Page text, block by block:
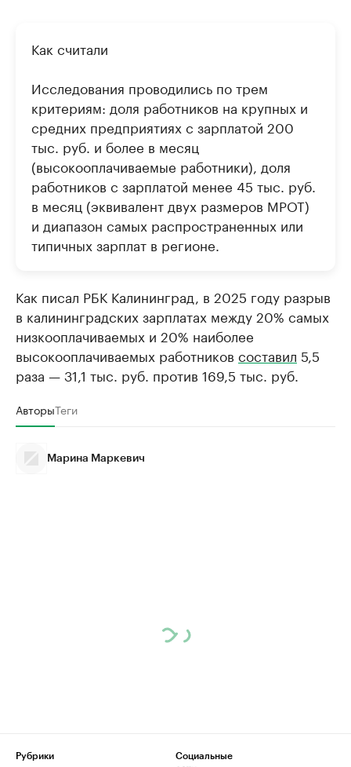
Как считали
Исследования проводились по трем
критериям: доля работников на крупных и
средних предприятиях с зарплатой 200
тыс. руб. и более в месяц
(высокооплачиваемые работники), доля
работников с зарплатой менее 45 тыс. руб.
в месяц (эквивалент двух размеров МРОТ)
и диапазон самых распространенных или
типичных зарплат в регионе.
Как писал РБК Калининград, в 2025 году разрыв
в калининградских зарплатах между 20% самых
низкооплачиваемых и 20% наиболее
высокооплачиваемых работников составил 5,5
раза — 31,1 тыс. руб. против 169,5 тыс. руб.
АвторыТеги
Марина Маркевич
Рубрики
Социальные